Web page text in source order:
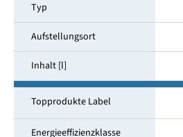
Typ
Aufstellungsort
Inhalt [l]
Topprodukte Label
Energieeffizienzklasse